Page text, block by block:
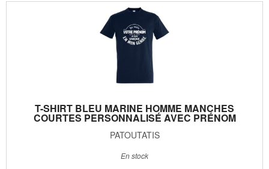
T-SHIRT BLEU MARINE HOMME MANCHES
COURTES PERSONNALISÉ AVEC PRÉNOM
PATOUTATIS
En stock